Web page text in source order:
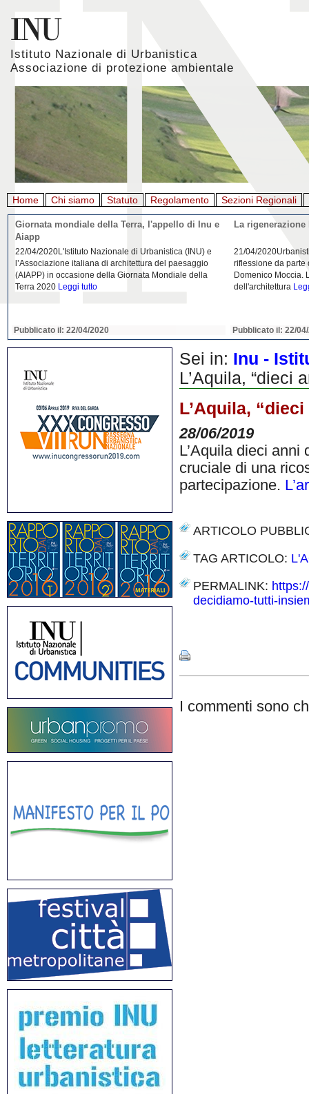
Istituto Nazionale di Urbanistica
Associazione di protezione ambientale
Home Chi siamo Statuto Regolamento Sezioni Regionali
Giornata mondiale della Terra, l'appello di Inu e
Aiapp
22/04/2020L'Istituto Nazionale di Urbanistica (INU) e
l’Associazione italiana di architettura del paesaggio
(AIAPP) in occasione della Giornata Mondiale della
Terra 2020 Leggi tutto
Pubblicato il: 22/04/2020
La
21/04/
riflessione da parte
Domenico Moccia.
dell'architettura
Pubblicato il: 22/
Sei in: Inu -
L’Aquila, “dieci
L’Aquila,
28/06/2019
L’Aquila dieci
cruciale di una
partecipazione.
ARTICOLO
TAG ARTICOLO:
PERMALINK:
decidiamo-tutti-
I commenti sono